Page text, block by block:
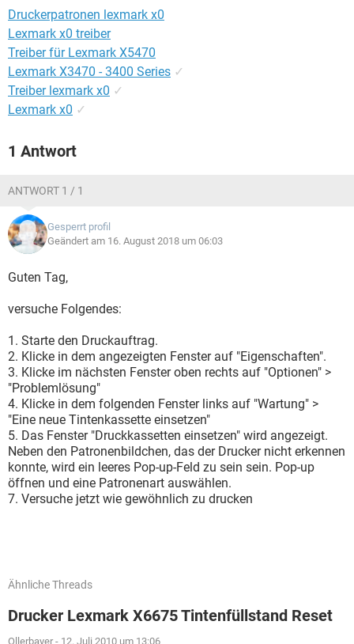
Druckerpatronen lexmark x0
Lexmark x0 treiber
Treiber für Lexmark X5470
Lexmark X3470 - 3400 Series ✓
Treiber lexmark x0 ✓
Lexmark x0 ✓
1 Antwort
ANTWORT 1 / 1
Gesperrt profil
Geändert am 16. August 2018 um 06:03
Guten Tag,
versuche Folgendes:
1. Starte den Druckauftrag.
2. Klicke in dem angezeigten Fenster auf "Eigenschaften".
3. Klicke im nächsten Fenster oben rechts auf "Optionen" >
"Problemlösung"
4. Klicke in dem folgenden Fenster links auf "Wartung" >
"Eine neue Tintenkassette einsetzen"
5. Das Fenster "Druckkassetten einsetzen" wird angezeigt.
Neben den Patronenbildchen, das der Drucker nicht erkennen
konnte, wird ein leeres Pop-up-Feld zu sein sein. Pop-up
öffnen und eine Patronenart auswählen.
7. Versuche jetzt wie gewöhnlich zu drucken
Ähnliche Threads
Drucker Lexmark X6675 Tintenfüllstand Reset
Ollerbayer - 12. Juli 2010 um 13:06